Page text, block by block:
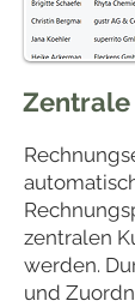
Zentrale
zentralen
werden.
und